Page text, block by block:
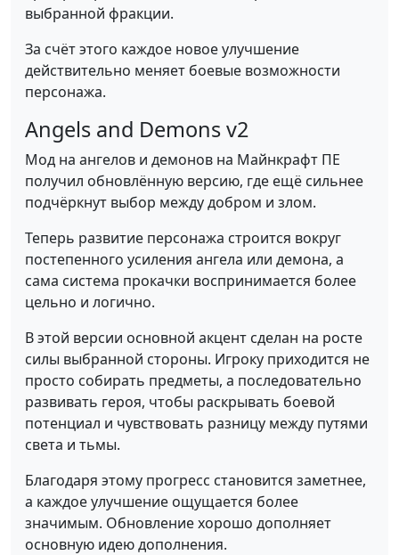
выбранной фракции.
За счёт этого каждое новое улучшение
действительно меняет боевые возможности
персонажа.
Angels and Demons v2
Мод на ангелов и демонов на Майнкрафт ПЕ
получил обновлённую версию, где ещё сильнее
подчёркнут выбор между добром и злом.
Теперь развитие персонажа строится вокруг
постепенного усиления ангела или демона, а
сама система прокачки воспринимается более
цельно и логично.
В этой версии основной акцент сделан на росте
силы выбранной стороны. Игроку приходится не
просто собирать предметы, а последовательно
развивать героя, чтобы раскрывать боевой
потенциал и чувствовать разницу между путями
света и тьмы.
Благодаря этому прогресс становится заметнее,
а каждое улучшение ощущается более
значимым. Обновление хорошо дополняет
основную идею дополнения.